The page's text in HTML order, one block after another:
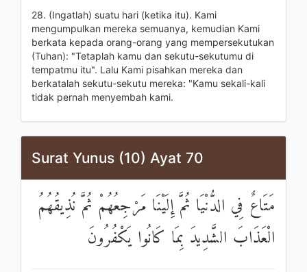
28. (Ingatlah) suatu hari (ketika itu). Kami
mengumpulkan mereka semuanya, kemudian Kami
berkata kepada orang-orang yang mempersekutukan
(Tuhan): "Tetaplah kamu dan sekutu-sekutumu di
tempatmu itu". Lalu Kami pisahkan mereka dan
berkatalah sekutu-sekutu mereka: "Kamu sekali-kali
tidak pernah menyembah kami.
Surat Yunus (10) Ayat 70
مَتَاعٌ فِي الدُّنْيَا ثُمَّ إِلَيْنَا مَرْجِعُهُمْ ثُمَّ نُذِيقُهُمُ
الْعَذَابَ الشَّدِيدَ بِمَا كَانُوا يَكْفُرُونَ